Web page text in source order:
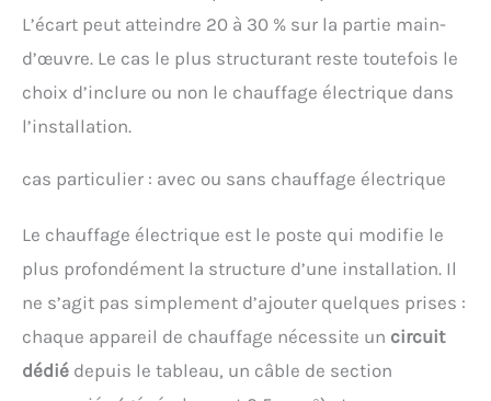
L’écart peut atteindre 20 à 30 % sur la partie main-
d’œuvre. Le cas le plus structurant reste toutefois le
choix d’inclure ou non le chauffage électrique dans
l’installation.
cas particulier : avec ou sans chauffage électrique
Le chauffage électrique est le poste qui modifie le
plus profondément la structure d’une installation. Il
ne s’agit pas simplement d’ajouter quelques prises :
chaque appareil de chauffage nécessite un circuit
dédié depuis le tableau, un câble de section